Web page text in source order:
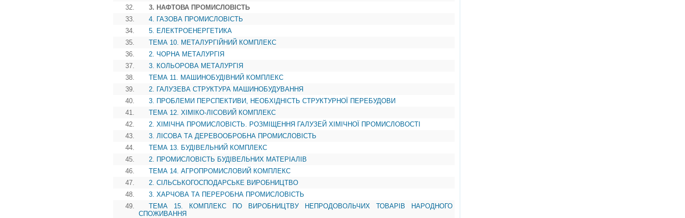
32.
3. НАФТОВА ПРОМИСЛОВІСТЬ
33.
4. ГАЗОВА ПРОМИСЛОВІСТЬ
34.
5. ЕЛЕКТРОЕНЕРГЕТИКА
35.
ТЕМА 10. МЕТАЛУРГІЙНИЙ КОМПЛЕКС
36.
2. ЧОРНА МЕТАЛУРГІЯ
37.
3. КОЛЬОРОВА МЕТАЛУРГІЯ
38.
ТЕМА 11. МАШИНОБУДІВНИЙ КОМПЛЕКС
39.
2. ГАЛУЗЕВА СТРУКТУРА МАШИНОБУДУВАННЯ
40.
3. ПРОБЛЕМИ ПЕРСПЕКТИВИ, НЕОБХІДНІСТЬ СТРУКТУРНОЇ ПЕРЕБУДОВИ
41.
ТЕМА 12. ХІМІКО-ЛІСОВИЙ КОМПЛЕКС
42.
2. ХІМІЧНА ПРОМИСЛОВІСТЬ. РОЗМІЩЕННЯ ГАЛУЗЕЙ ХІМІЧНОЇ ПРОМИСЛОВОСТІ
43.
3. ЛІСОВА ТА ДЕРЕВООБРОБНА ПРОМИСЛОВІСТЬ
44.
ТЕМА 13. БУДІВЕЛЬНИЙ КОМПЛЕКС
45.
2. ПРОМИСЛОВІСТЬ БУДІВЕЛЬНИХ МАТЕРІАЛІВ
46.
ТЕМА 14. АГРОПРОМИСЛОВИЙ КОМПЛЕКС
47.
2. СІЛЬСЬКОГОСПОДАРСЬКЕ ВИРОБНИЦТВО
48.
3. ХАРЧОВА ТА ПЕРЕРОБНА ПРОМИСЛОВІСТЬ
49.
ТЕМА 15. КОМПЛЕКС ПО ВИРОБНИЦТВУ НЕПРОДОВОЛЬЧИХ ТОВАРІВ НАРОДНОГО
СПОЖИВАННЯ